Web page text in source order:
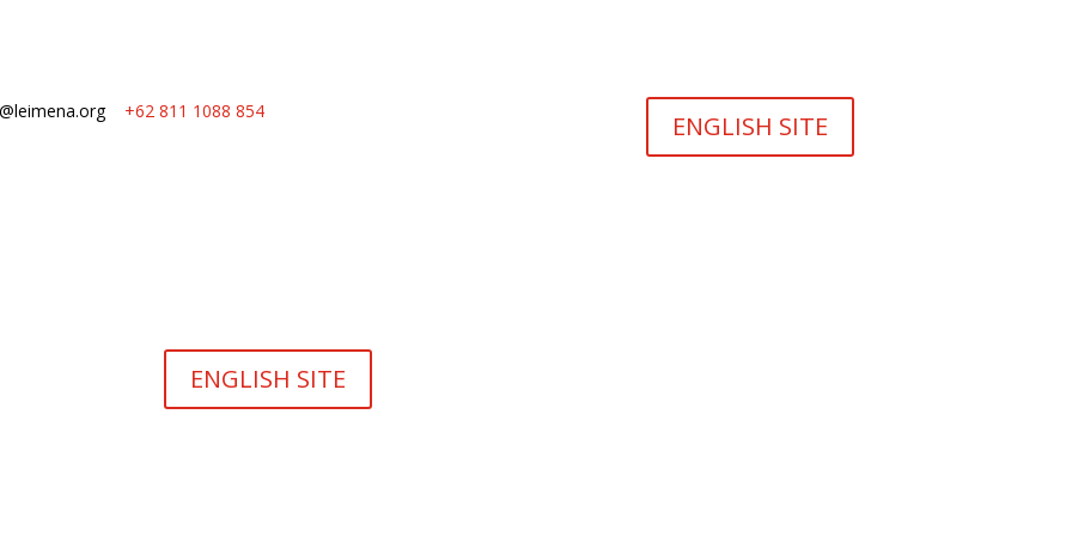
+62 811 1088 854 ENGLISH SITE
ENGLISH SITE